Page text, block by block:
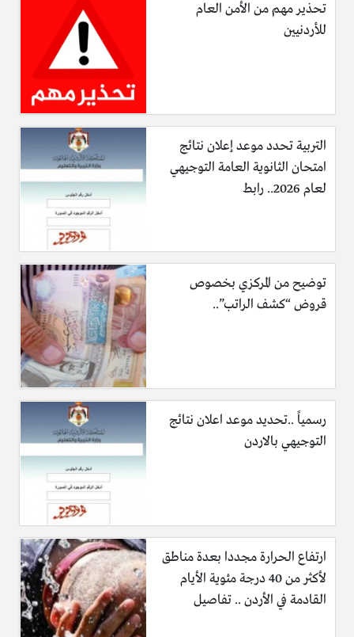
تحذير مهم من الأمن العام
للأردنيين
التربية تحدد موعد إعلان نتائج
امتحان الثانوية العامة التوجيهي
لعام 2026.. رابط
توضيح من المركزي بخصوص
قروض “كشف الراتب”..
رسمياً ..تحديد موعد اعلان نتائج
التوجيهي بالاردن
ارتفاع الحرارة مجددا بعدة مناطق
لأكثر من 40 درجة مئوية الأيام
القادمة في الأردن .. تفاصيل